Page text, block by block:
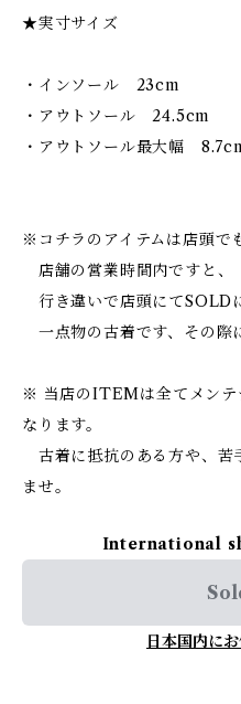
★実寸サイズ
・インソール 23cm
・アウトソール 24.5cm
・アウトソール最大幅
※コチラのアイテムは店頭で
店舗の営業時間内ですと、
行き違いで店頭にてSOLD
一点物の古着です、その際
※ 当店のITEMは全てメンテ
なります。
古着に抵抗のある方や、苦
ませ。
International
日本国内に